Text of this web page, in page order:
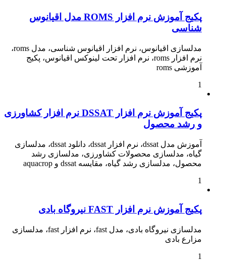
پکیج آموزش نرم افزار ROMS مدل اقیانوس
شناسی
مدلسازی اقیانوس، نرم افزار اقیانوس شناسی، مدل roms،
نرم افزار roms، نرم افزار تحت لینوکس اقیانوس، پکیج
آموزشی roms
1
پکیج آموزش نرم افزار DSSAT نرم افزار کشاورزی
و رشد محصول
آموزش مدل dssat، نرم افزار dssat، دانلود dssat، مدلسازی
گیاه، مدلسازی محصولات کشاورزی، مدلسازی رشد
محصول، مدلسازی رشد گیاه، مقایسه dssat و aquacrop
1
پکیج آموزش نرم افزار FAST نیروگاه بادی
مدلسازی نیروگاه بادی، مدل fast، نرم افزار fast، مدلسازی
مزارع بادی
1